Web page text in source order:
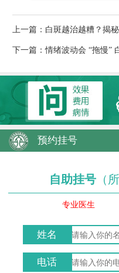
上一篇： 白斑越治越糟？揭
下一篇：情绪波动会 “拖慢”
预约挂号
自助挂号 （
专业医生
姓名
电话